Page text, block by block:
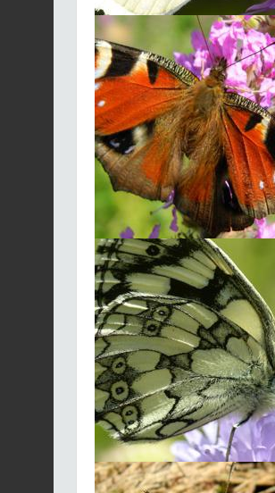
suaveolens
2026-08-04
Vulcain (Le) |Vanessa
atalanta
2026-08-04
Blaireau européen |
Meles meles
2026-08-04
Criquet ensanglanté |
Stethophyma
grossum
2026-08-04
Cytise à balais |
Cytisus scoparius
2026-08-04
Lysimaque des bois |
Lysimachia nemorum
2026-08-04